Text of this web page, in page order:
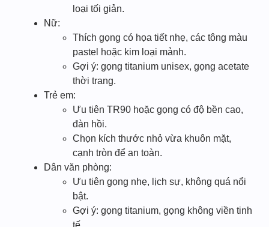
loại tối giản.
Nữ:
Thích gọng có họa tiết nhẹ, các tông màu
pastel hoặc kim loại mảnh.
Gợi ý: gọng titanium unisex, gọng acetate
thời trang.
Trẻ em:
Ưu tiên TR90 hoặc gọng có độ bền cao,
đàn hồi.
Chọn kích thước nhỏ vừa khuôn mặt,
cạnh tròn để an toàn.
Dân văn phòng:
Ưu tiên gọng nhẹ, lịch sự, không quá nổi
bật.
Gợi ý: gọng titanium, gọng không viền tinh
tế.